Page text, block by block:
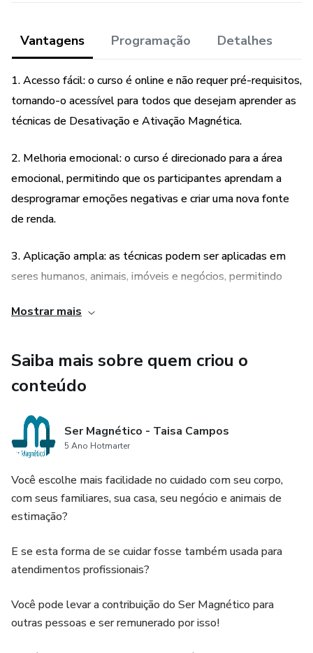
- liberação de emoções
- ativação da escolha de Ser
- liberação massiva emocional
- explosão Magnética de memórias
Vantagens Programação Detalhes
1. Acesso fácil: o curso é online e não requer pré-requisitos,
tornando-o acessível para todos que desejam aprender as
técnicas de Desativação e Ativação Magnética.
2. Melhoria emocional: o curso é direcionado para a área
emocional, permitindo que os participantes aprendam a
desprogramar emoções negativas e criar uma nova fonte
de renda.
3. Aplicação ampla: as técnicas podem ser aplicadas em
seres humanos, animais, imóveis e negócios, permitindo
famílias.
4. Técnicas eficazes: as técnicas de DAM são fáceis de
aplicar e podem levar à liberação massiva de emoções e à
explosão magnética de memórias, permitindo que os
participantes ativem a escolha de Ser e melhorem sua
qualidade de vida.
Mostrar mais
Saiba mais sobre quem criou o
conteúdo
Ser Magnético - Taisa Campos
5 Ano Hotmarter
Você escolhe mais facilidade no cuidado com seu corpo,
com seus familiares, sua casa, seu negócio e animais de
estimação?
E se esta forma de se cuidar fosse também usada para
atendimentos profissionais?
Você pode levar a contribuição do Ser Magnético para
outras pessoas e ser remunerado por isso!